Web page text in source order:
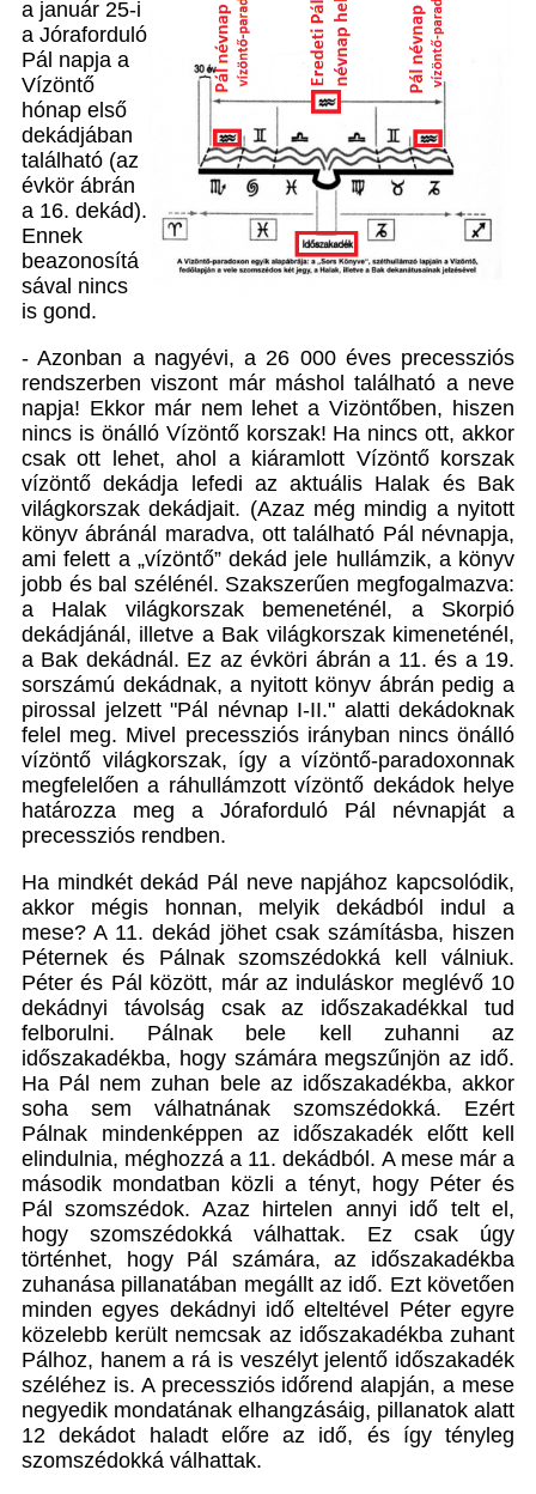
a január 25-i
a Jóraforduló
Pál napja a
Vízöntő
hónap első
dekádjában
található (az
évkör ábrán
a 16. dekád).
Ennek
beazonosítá
sával nincs
is gond.
- Azonban a nagyévi, a 26 000 éves precessziós
rendszerben viszont már máshol található a neve
napja! Ekkor már nem lehet a Vizöntőben, hiszen
nincs is önálló Vízöntő korszak! Ha nincs ott, akkor
csak ott lehet, ahol a kiáramlott Vízöntő korszak
vízöntő dekádja lefedi az aktuális Halak és Bak
világkorszak dekádjait. (Azaz még mindig a nyitott
könyv ábránál maradva, ott található Pál névnapja,
ami felett a „vízöntő” dekád jele hullámzik, a könyv
jobb és bal szélénél. Szakszerűen megfogalmazva:
a Halak világkorszak bemeneténél, a Skorpió
dekádjánál, illetve a Bak világkorszak kimeneténél,
a Bak dekádnál. Ez az évköri ábrán a 11. és a 19.
sorszámú dekádnak, a nyitott könyv ábrán pedig a
pirossal jelzett "Pál névnap I-II." alatti dekádoknak
felel meg. Mivel precessziós irányban nincs önálló
vízöntő világkorszak, így a vízöntő-paradoxonnak
megfelelően a ráhullámzott vízöntő dekádok helye
határozza meg a Jóraforduló Pál névnapját a
precessziós rendben.
Ha mindkét dekád Pál neve napjához kapcsolódik,
akkor mégis honnan, melyik dekádból indul a
mese? A 11. dekád jöhet csak számításba, hiszen
Péternek és Pálnak szomszédokká kell válniuk.
Péter és Pál között, már az induláskor meglévő 10
dekádnyi távolság csak az időszakadékkal tud
felborulni. Pálnak bele kell zuhanni az
időszakadékba, hogy számára megszűnjön az idő.
Ha Pál nem zuhan bele az időszakadékba, akkor
soha sem válhatnának szomszédokká. Ezért
Pálnak mindenképpen az időszakadék előtt kell
elindulnia, méghozzá a 11. dekádból. A mese már a
második mondatban közli a tényt, hogy Péter és
Pál szomszédok. Azaz hirtelen annyi idő telt el,
hogy szomszédokká válhattak. Ez csak úgy
történhet, hogy Pál számára, az időszakadékba
zuhanása pillanatában megállt az idő. Ezt követően
minden egyes dekádnyi idő elteltével Péter egyre
közelebb került nemcsak az időszakadékba zuhant
Pálhoz, hanem a rá is veszélyt jelentő időszakadék
széléhez is. A precessziós időrend alapján, a mese
negyedik mondatának elhangzásáig, pillanatok alatt
12 dekádot haladt előre az idő, és így tényleg
szomszédokká válhattak.